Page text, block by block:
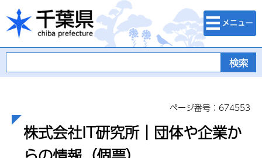
千葉県
検索・メニュ
ー
ページ番号：674553
株式会社IT研究所｜団体や企業か